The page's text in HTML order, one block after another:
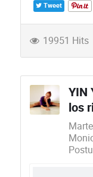
Tweet
19951 Hits
YIN
los